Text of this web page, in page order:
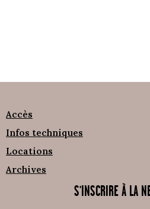
Accès
Infos techniques
Locations
Archives
S'INSCRIRE À LA